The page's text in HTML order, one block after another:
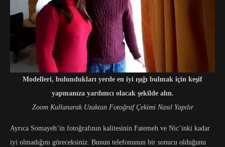
Modelleri, bulundukları yerde en iyi ışığı bulmak için keşif
yapmanıza yardımcı olacak şekilde alın.
Zoom Kullanarak Uzaktan Fotoğraf Çekimi Nasıl Yapılır
Ayrıca Somayeh’in fotoğrafının kalitesinin Fatemeh ve Nic’inki kadar
iyi olmadığını göreceksiniz. Bunun telefonunun bir sonucu olduğunu